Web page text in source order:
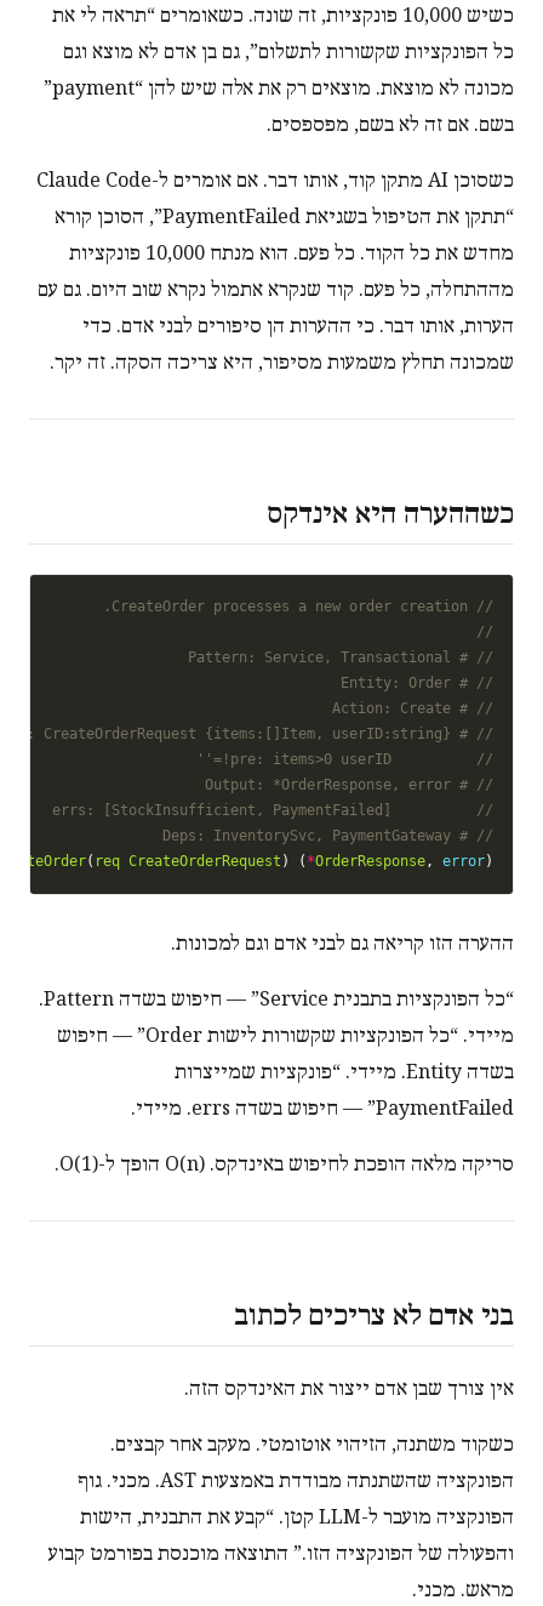
כשיש 10,000 פונקציות, זה שונה. כשאומרים “תראה לי את
כל הפונקציות שקשורות לתשלום”, גם בן אדם לא מוצא וגם
מכונה לא מוצאת. מוצאים רק את אלה שיש להן “payment”
בשם. אם זה לא בשם, מפספסים.
כשסוכן AI מתקן קוד, אותו דבר. אם אומרים ל-Claude Code
“תתקן את הטיפול בשגיאת PaymentFailed”, הסוכן קורא
מחדש את כל הקוד. כל פעם. הוא מנתח 10,000 פונקציות
מההתחלה, כל פעם. קוד שנקרא אתמול נקרא שוב היום. גם עם
הערות, אותו דבר. כי ההערות הן סיפורים לבני אדם. כדי
שמכונה תחלץ משמעות מסיפור, היא צריכה הסקה. זה יקר.
כשההערה היא אינדקס
// CreateOrder processes a new order creation.
//
// # Pattern: Service, Transactional
// # Entity: Order
// # Action: Create
// # Input: CreateOrderRequest {items:[]Item, userID:string}
//          pre: items>0 userID!=''
// # Output: *OrderResponse, error
//          errs: [StockInsufficient, PaymentFailed]
// # Deps: InventorySvc, PaymentGateway
( req CreateOrderRequest ) ( *OrderResponse, error) {
ההערה הזו קריאה גם לבני אדם וגם למכונות.
“כל הפונקציות בתבנית Service” — חיפוש בשדה Pattern.
מיידי. “כל הפונקציות שקשורות לישות Order” — חיפוש
בשדה Entity. מיידי. “פונקציות שמייצרות
PaymentFailed” — חיפוש בשדה errs. מיידי.
סריקה מלאה הופכת לחיפוש באינדקס. O(n) הופך ל-O(1).
בני אדם לא צריכים לכתוב
אין צורך שבן אדם ייצור את האינדקס הזה.
כשקוד משתנה, הזיהוי אוטומטי. מעקב אחר קבצים.
הפונקציה שהשתנתה מבודדת באמצעות AST. מכני. גוף
הפונקציה מועבר ל-LLM קטן. “קבע את התבנית, הישות
והפעולה של הפונקציה הזו.” התוצאה מוכנסת בפורמט קבוע
מראש. מכני.